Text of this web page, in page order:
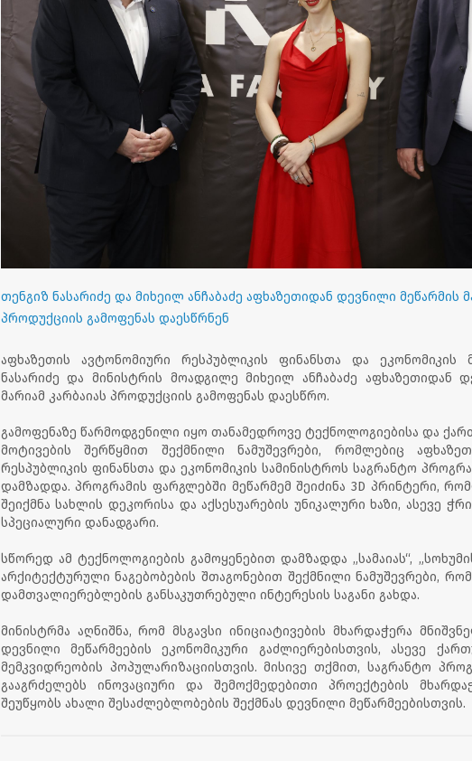
თენგიზ ნასარიძე და მიხეილ ანჩაბაძე აფხაზეთიდან დევნილი მეწარმის
პროდუქციის გამოფენას დაესწრნენ
აფხაზეთის ავტონომიური რესპუბლიკის ფინანსთა და ეკონომიკის
ნასარიძე და მინისტრის მოადგილე მიხეილ ანჩაბაძე აფხაზეთიდან
მარიამ კარბაიას პროდუქციის გამოფენას დაესწრო.
გამოფენაზე წარმოდგენილი იყო თანამედროვე ტექნოლოგიებისა და
მოტივების შერწყმით შექმნილი ნამუშევრები, რომლებიც
რესპუბლიკის ფინანსთა და ეკონომიკის სამინისტროს საგრანტო
დამზადდა. პროგრამის ფარგლებში მეწარმემ შეიძინა 3D პრინტერი,
შეიქმნა სახლის დეკორისა და აქსესუარების უნიკალური ხაზი, ასევე
სპეციალური დანადგარი.
სწორედ ამ ტექნოლოგიების გამოყენებით დამზადდა „სამაიას“,
არქიტექტურული ნაგებობების შთაგონებით შექმნილი ნამუშევრები,
დამთვალიერებლების განსაკუთრებული ინტერესის საგანი გახდა.
მინისტრმა აღნიშნა, რომ მსგავსი ინიციატივების მხარდაჭერა
დევნილი მეწარმეების ეკონომიკური გაძლიერებისთვის, ასევე
მემკვიდრეობის პოპულარიზაციისთვის. მისივე თქმით, საგრანტო
გააგრძელებს ინოვაციური და შემოქმედებითი პროექტების
შეუწყობს ახალი შესაძლებლობების შექმნას დევნილი მეწარმეებისთვის.